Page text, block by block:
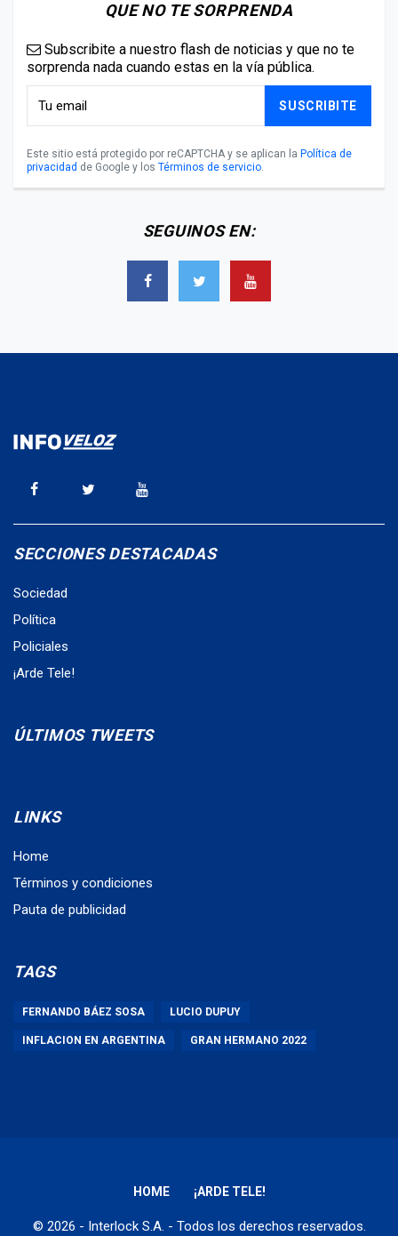
QUE NO TE SORPRENDA
Subscribite a nuestro flash de noticias y que no te
sorprenda nada cuando estas en la vía pública.
SUSCRIBITE
Este sitio está protegido por reCAPTCHA y se aplican la Política de
privacidad de Google y los Términos de servicio.
SEGUINOS EN:
SECCIONES DESTACADAS
Sociedad
Política
Policiales
¡Arde Tele!
ÚLTIMOS TWEETS
LINKS
Home
Términos y condiciones
Pauta de publicidad
TAGS
FERNANDO BÁEZ SOSA LUCIO DUPUY
INFLACION EN ARGENTINA GRAN HERMANO 2022
HOME ¡ARDE TELE!
© 2026 - Interlock S.A. - Todos los derechos reservados.